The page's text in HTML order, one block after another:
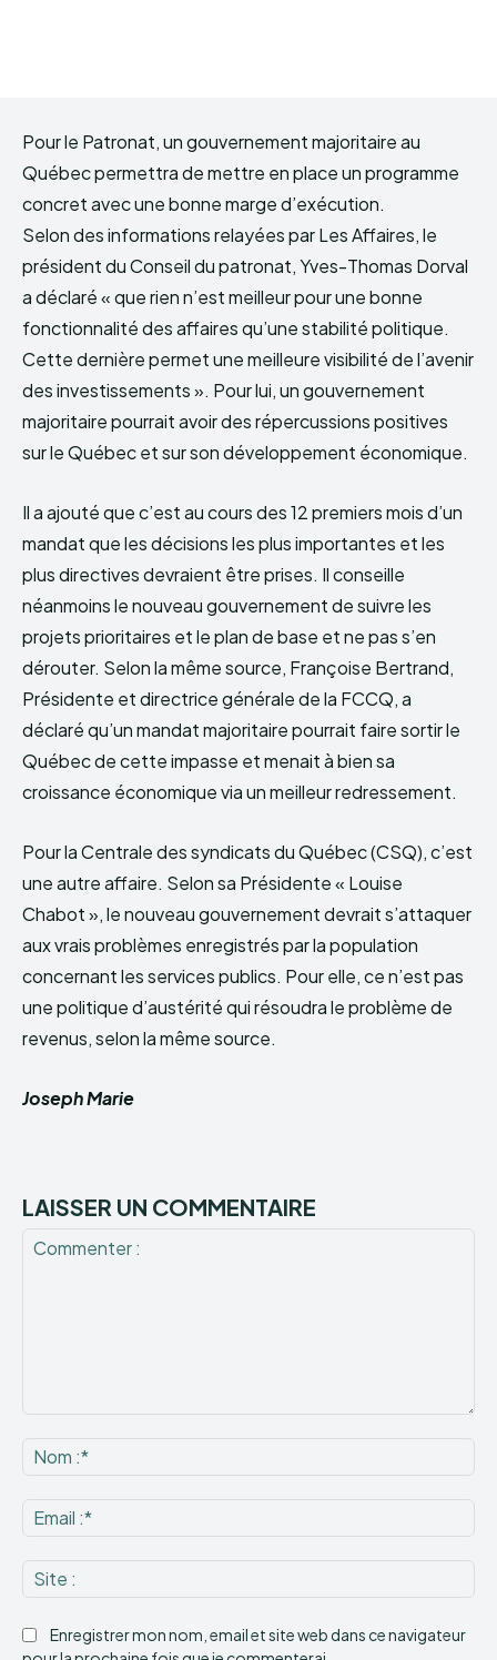
Pour le Patronat, un gouvernement majoritaire au
Québec permettra de mettre en place un programme
concret avec une bonne marge d’exécution.
Selon des informations relayées par Les Affaires, le
président du Conseil du patronat, Yves-Thomas Dorval
a déclaré « que rien n’est meilleur pour une bonne
fonctionnalité des affaires qu’une stabilité politique.
Cette dernière permet une meilleure visibilité de l’avenir
des investissements ». Pour lui, un gouvernement
majoritaire pourrait avoir des répercussions positives
sur le Québec et sur son développement économique.
Il a ajouté que c’est au cours des 12 premiers mois d’un
mandat que les décisions les plus importantes et les
plus directives devraient être prises. Il conseille
néanmoins le nouveau gouvernement de suivre les
projets prioritaires et le plan de base et ne pas s’en
dérouter. Selon la même source, Françoise Bertrand,
Présidente et directrice générale de la FCCQ, a
déclaré qu’un mandat majoritaire pourrait faire sortir le
Québec de cette impasse et menait à bien sa
croissance économique via un meilleur redressement.
Pour la Centrale des syndicats du Québec (CSQ), c’est
une autre affaire. Selon sa Présidente « Louise
Chabot », le nouveau gouvernement devrait s’attaquer
aux vrais problèmes enregistrés par la population
concernant les services publics. Pour elle, ce n’est pas
une politique d’austérité qui résoudra le problème de
revenus, selon la même source.
Joseph Marie
LAISSER UN COMMENTAIRE
:*
:*
:
Enregistrer mon nom, email et site web dans ce navigateur